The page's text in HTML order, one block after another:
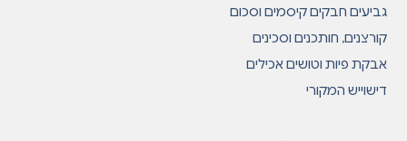
גביעים חבקים קיסמים וסכום
קורצנים, חותכנים וסכינים
אבקת פיות וטושים אכילים
דישוייש המקורי